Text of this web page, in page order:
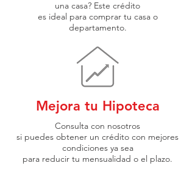
una casa? Este crédito
es ideal para comprar tu casa o
departamento.
Mejora tu Hipoteca
Consulta con nosotros
si puedes obtener un crédito con mejores
condiciones ya sea
para reducir tu mensualidad o el plazo.